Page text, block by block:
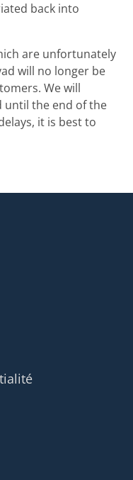
back into
are unfortunately
will no longer be
We will
until the end of the
it is best to